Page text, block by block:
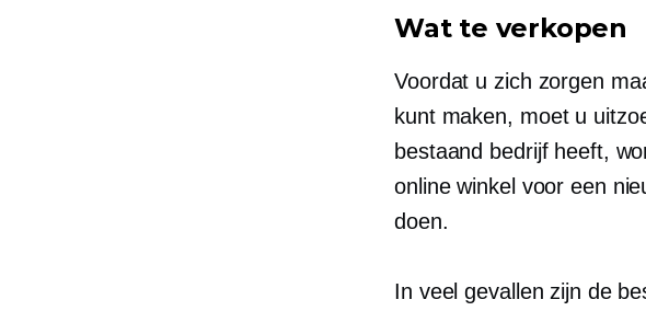
Wat te verkopen
Voordat u zich zorgen
kunt maken, moet u
bestaand bedrijf heeft,
online winkel voor een
doen.
In veel gevallen zijn de